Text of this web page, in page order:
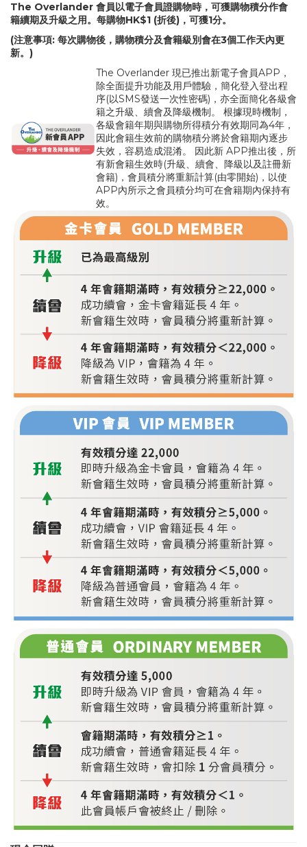
The Overlander 會員以電子會員證購物時，可獲購物積分作會
籍續期及升級之用。每購物HK$1 (折後)，可獲1分。
(注意事項: 每次購物後，購物積分及會籍級別會在3個工作天內更
新。)
The Overlander 現已推出新電子會員APP，
除全面提升功能及用戶體驗，簡化登入登出程
序(以SMS發送一次性密碼)，亦全面簡化各級會
籍之升級、續會及降級機制。 根據現時機制，
各級會籍年期與購物所得積分有效期同為4年，
因此會籍生效前的購物積分將於會籍期內逐步
失效，容易造成混淆。 因此新 APP推出後，所
有新會籍生效時(升級、續會、降級以及註冊新
會籍)，會員積分將重新計算(由零開始)，以使
APP內所示之會員積分均可在會籍期內保持有
效。